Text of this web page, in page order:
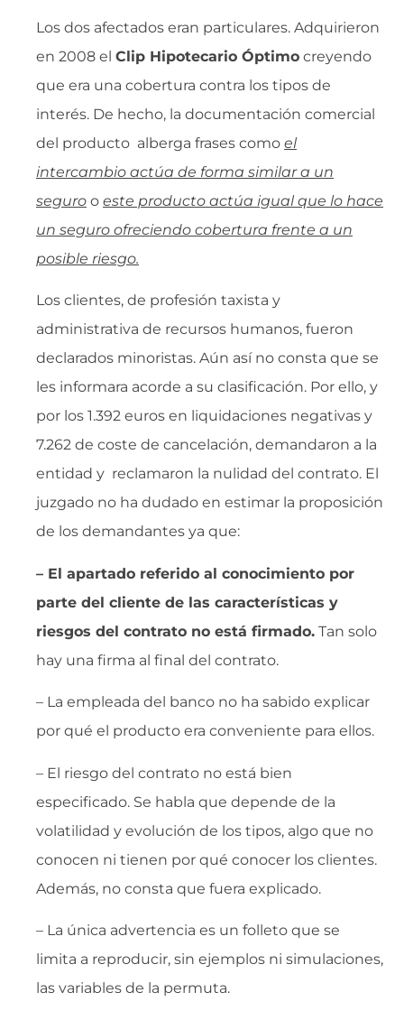
Los dos afectados eran particulares. Adquirieron
en 2008 el Clip Hipotecario Óptimo creyendo
que era una cobertura contra los tipos de
interés. De hecho, la documentación comercial
del producto alberga frases como el
intercambio actúa de forma similar a un
seguro o este producto actúa igual que lo hace
un seguro ofreciendo cobertura frente a un
posible riesgo.
Los clientes, de profesión taxista y
administrativa de recursos humanos, fueron
declarados minoristas. Aún así no consta que se
les informara acorde a su clasificación. Por ello, y
por los 1.392 euros en liquidaciones negativas y
7.262 de coste de cancelación, demandaron a la
entidad y reclamaron la nulidad del contrato. El
juzgado no ha dudado en estimar la proposición
de los demandantes ya que:
– El apartado referido al conocimiento por
parte del cliente de las características y
riesgos del contrato no está firmado. Tan solo
hay una firma al final del contrato.
– La empleada del banco no ha sabido explicar
por qué el producto era conveniente para ellos.
– El riesgo del contrato no está bien
especificado. Se habla que depende de la
volatilidad y evolución de los tipos, algo que no
conocen ni tienen por qué conocer los clientes.
Además, no consta que fuera explicado.
– La única advertencia es un folleto que se
limita a reproducir, sin ejemplos ni simulaciones,
las variables de la permuta.